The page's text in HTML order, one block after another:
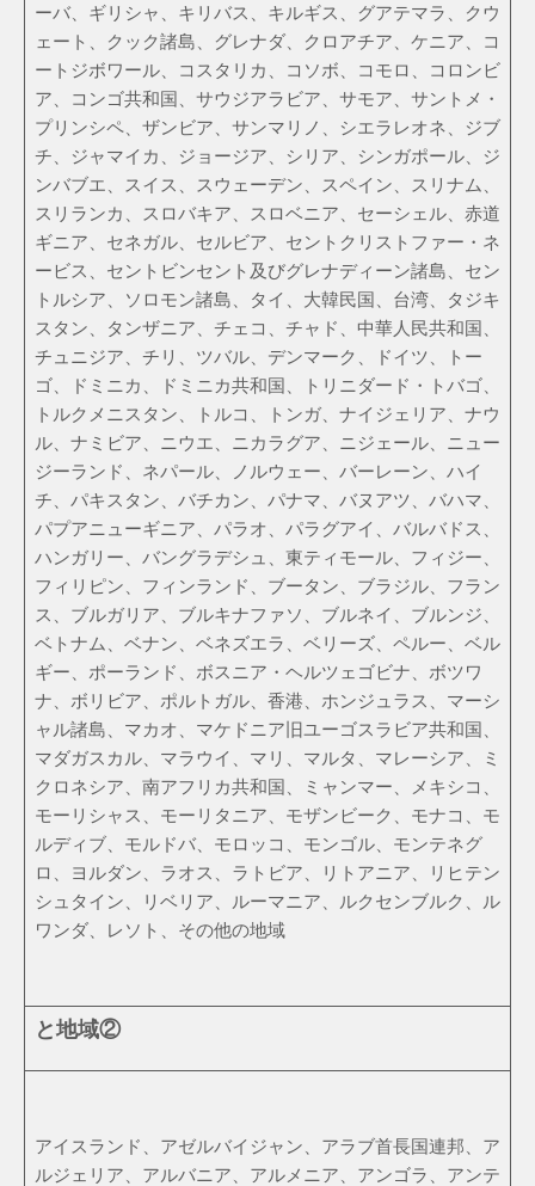
ーバ、ギリシャ、キリバス、キルギス、グアテマラ、クウ
ェート、クック諸島、グレナダ、クロアチア、ケニア、コ
ートジボワール、コスタリカ、コソボ、コモロ、コロンビ
ア、コンゴ共和国、サウジアラビア、サモア、サントメ・
プリンシペ、ザンビア、サンマリノ、シエラレオネ、ジブ
チ、ジャマイカ、ジョージア、シリア、シンガポール、ジ
ンバブエ、スイス、スウェーデン、スペイン、スリナム、
スリランカ、スロバキア、スロベニア、セーシェル、赤道
ギニア、セネガル、セルビア、セントクリストファー・ネ
ービス、セントビンセント及びグレナディーン諸島、セン
トルシア、ソロモン諸島、タイ、大韓民国、台湾、タジキ
スタン、タンザニア、チェコ、チャド、中華人民共和国、
チュニジア、チリ、ツバル、デンマーク、ドイツ、トー
ゴ、ドミニカ、ドミニカ共和国、トリニダード・トバゴ、
トルクメニスタン、トルコ、トンガ、ナイジェリア、ナウ
ル、ナミビア、ニウエ、ニカラグア、ニジェール、ニュー
ジーランド、ネパール、ノルウェー、バーレーン、ハイ
チ、パキスタン、バチカン、パナマ、バヌアツ、バハマ、
パプアニューギニア、パラオ、パラグアイ、バルバドス、
ハンガリー、バングラデシュ、東ティモール、フィジー、
フィリピン、フィンランド、ブータン、ブラジル、フラン
ス、ブルガリア、ブルキナファソ、ブルネイ、ブルンジ、
ベトナム、ベナン、ベネズエラ、ベリーズ、ペルー、ベル
ギー、ポーランド、ボスニア・ヘルツェゴビナ、ボツワ
ナ、ボリビア、ポルトガル、香港、ホンジュラス、マーシ
ャル諸島、マカオ、マケドニア旧ユーゴスラビア共和国、
マダガスカル、マラウイ、マリ、マルタ、マレーシア、ミ
クロネシア、南アフリカ共和国、ミャンマー、メキシコ、
モーリシャス、モーリタニア、モザンビーク、モナコ、モ
ルディブ、モルドバ、モロッコ、モンゴル、モンテネグ
ロ、ヨルダン、ラオス、ラトビア、リトアニア、リヒテン
シュタイン、リベリア、ルーマニア、ルクセンブルク、ル
ワンダ、レソト、その他の地域
と地域②
アイスランド、アゼルバイジャン、アラブ首長国連邦、ア
ルジェリア、アルバニア、アルメニア、アンゴラ、アンテ